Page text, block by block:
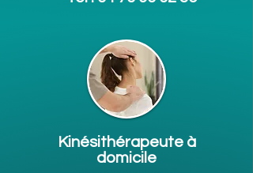
Kinésithérapeute à
domicile